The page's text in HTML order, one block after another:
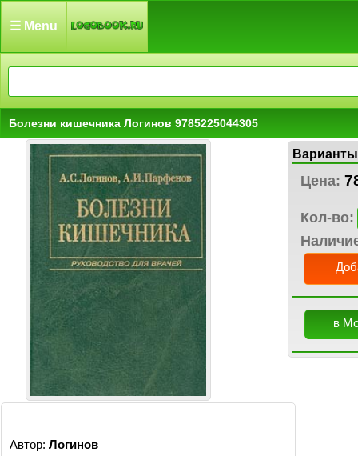
☰ Menu
Болезни кишечника Логинов 9785225044305
Цена:
Кол-во:
в
Автор: Логинов